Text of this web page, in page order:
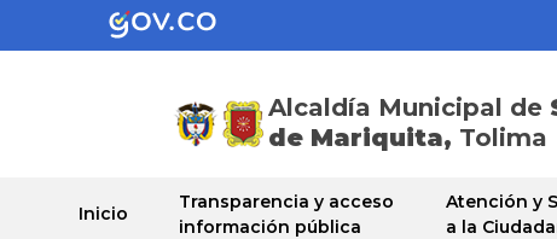
Alcaldía Municipal de
de Mariquita, Tolima
Inicio
Transparencia y acceso
información pública
Atención y
a la
Ciudadanos